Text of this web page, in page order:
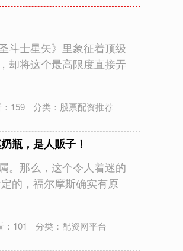
斗士星矢》里象征着顶级
却将这个最高限度直接弄
159 分类： 股票配资推荐
瓶，是人贩子！
。那么，这个令人着迷的
的，福尔摩斯确实有原
101 分类： 配资网平台